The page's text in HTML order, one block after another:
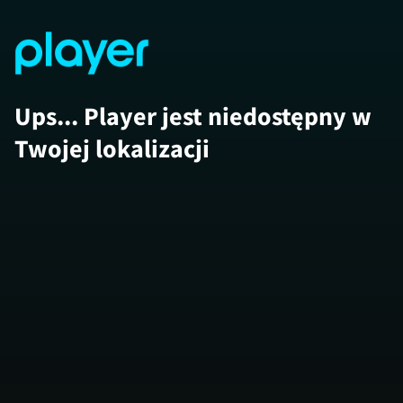
Ups... Player jest niedostępny w
Twojej lokalizacji